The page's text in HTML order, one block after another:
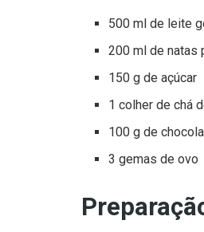
500 ml de leite
200 ml de natas
150 g de açúcar
1 colher de chá
100 g de
3 gemas de ovo